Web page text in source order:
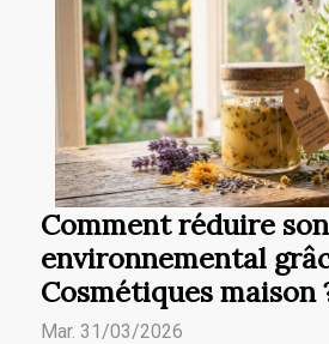
Comment réduire
environnemental
Cosmétiques maison
Mar. 31/03/2026